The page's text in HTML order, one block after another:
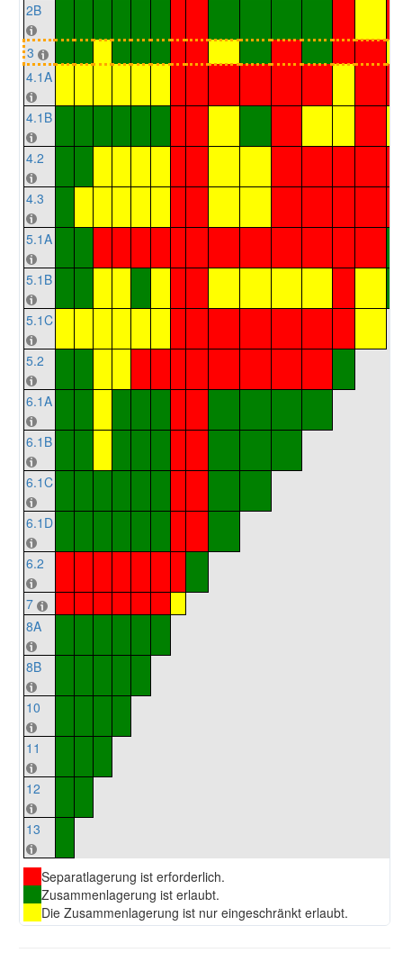
2B
3
4.1A
4.1B
4.2
4.3
5.1A
5.1B
5.1C
5.2
6.1A
6.1B
6.1C
6.1D
6.2
7
8A
8B
10
11
12
13
Separatlagerung ist erforderlich.
Zusammenlagerung ist erlaubt.
Die Zusammenlagerung ist nur eingeschränkt erlaubt.